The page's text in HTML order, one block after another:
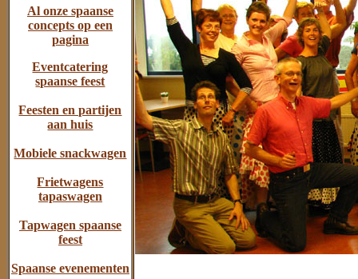
Al onze spaanse
concepts op een
pagina
Eventcatering
spaanse feest
Feesten en partijen
aan huis
Mobiele snackwagen
Frietwagens
tapaswagen
Tapwagen spaanse
feest
Spaanse evenementen